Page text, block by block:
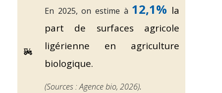
En 2025, on estime à 12,1% la
part de surfaces agricole
ligérienne en agriculture
biologique.
(Sources : Agence bio, 2026).